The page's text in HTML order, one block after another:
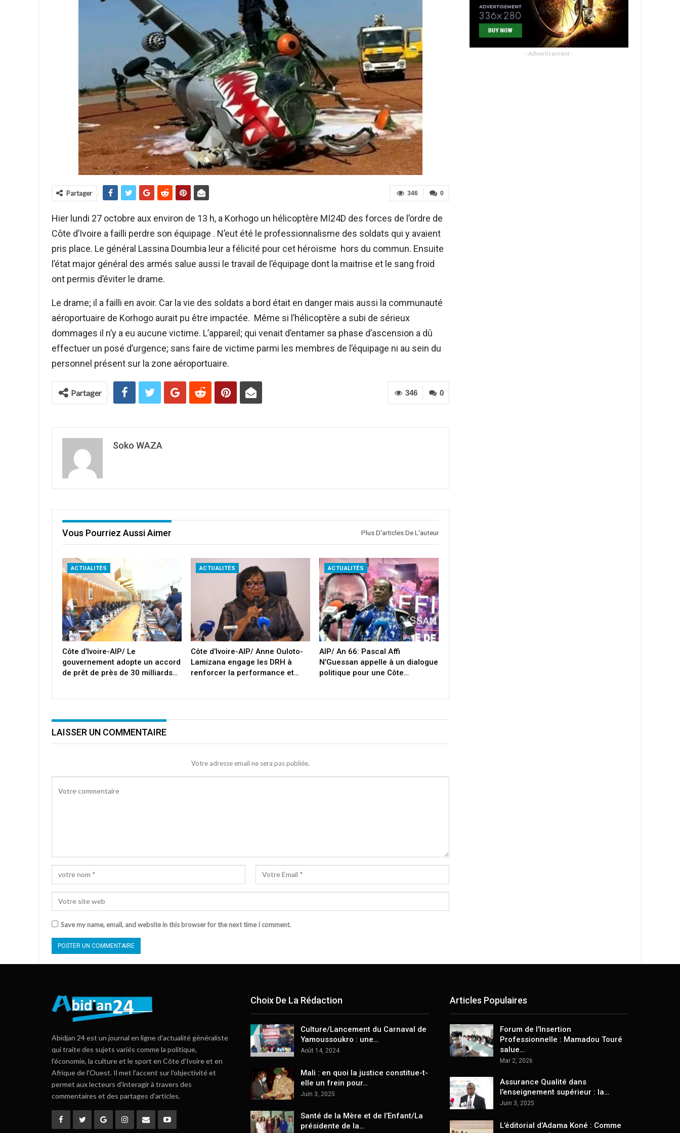
0
346
Partager
Hier lundi 27 octobre aux environ de 13 h, a Korhogo un hélicoptère MI24D des forces de l’ordre de
Côte d’Ivoire a failli perdre son équipage . N’eut été le professionnalisme des soldats qui y avaient
pris place. Le général Lassina Doumbia leur a félicité pour cet héroïsme hors du commun. Ensuite
l’état major général des armés salue aussi le travail de l’équipage dont la maitrise et le sang froid
ont permis d’éviter le drame.
Le drame; il a failli en avoir. Car la vie des soldats a bord était en danger mais aussi la communauté
aéroportuaire de Korhogo aurait pu être impactée. Même si l’hélicoptère a subi de sérieux
dommages il n’y a eu aucune victime. L’appareil; qui venait d’entamer sa phase d’ascension a dû
effectuer un posé d’urgence; sans faire de victime parmi les membres de l’équipage ni au sein du
personnel présent sur la zone aéroportuaire.
0
346
Partager
Soko WAZA
Vous Pourriez Aussi Aimer Plus D'articles De L'auteur
ACTUALITÉS
Côte d’Ivoire-AIP/ Le
gouvernement adopte un accord
de prêt de près de 30 milliards…
ACTUALITÉS
Côte d’Ivoire-AIP/ Anne Ouloto-
Lamizana engage les DRH à
renforcer la performance et…
ACTUALITÉS
AIP/ An 66: Pascal Affi
N’Guessan appelle à un dialogue
politique pour une Côte…
LAISSER UN COMMENTAIRE
Votre adresse email ne sera pas publiée.
Save my name, email, and website in this browser for the next time I comment.
- Advertisement -
Abidjan 24 est un journal en ligne d'actualité généraliste
qui traite des sujets variés comme la politique,
l'économie, la culture et le sport en Côte d'Ivoire et en
Afrique de l'Ouest. Il met l'accent sur l'objectivité et
permet aux lecteurs d'interagir à travers des
commentaires et des partages d'articles.
Choix De La Rédaction
Culture/Lancement du Carnaval de
Yamoussoukro : une…
Août 14, 2024
Mali : en quoi la justice constitue-t-
elle un frein pour…
Juin 3, 2025
Santé de la Mère et de l’Enfant/La
présidente de la…
Articles Populaires
Forum de l’Insertion
Professionnelle : Mamadou Touré
salue…
Mar 2, 2026
Assurance Qualité dans
l’enseignement supérieur : la…
Juin 3, 2025
L’éditorial d’Adama Koné : Comme